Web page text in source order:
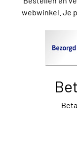
webwinkel. Je